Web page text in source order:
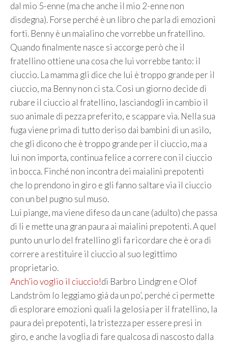
dal mio 5-enne (ma che anche il mio 2-enne non
disdegna). Forse perché è un libro che parla di emozioni
forti. Benny è un maialino che vorrebbe un fratellino.
Quando finalmente nasce si accorge però che il
fratellino ottiene una cosa che lui vorrebbe tanto: il
ciuccio. La mamma gli dice che lui è troppo grande per il
ciuccio, ma Benny non ci sta. Così un giorno decide di
rubare il ciuccio al fratellino, lasciandogli in cambio il
suo animale di pezza preferito, e scappare via. Nella sua
fuga viene prima di tutto deriso dai bambini di un asilo,
che gli dicono che è troppo grande per il ciuccio, ma a
lui non importa, continua felice a correre con il ciuccio
in bocca. Finché non incontra dei maialini prepotenti
che lo prendono in giro e gli fanno saltare via il ciuccio
con un bel pugno sul muso.
Lui piange, ma viene difeso da un cane (adulto) che passa
di li e mette una gran paura ai maialini prepotenti. A quel
punto un urlo del fratellino gli fa ricordare che è ora di
correre a restituire il ciuccio al suo legittimo
proprietario.
Anch’io voglio il ciuccio!di Barbro Lindgren e Olof
Landström lo leggiamo già da un po’, perché ci permette
di esplorare emozioni quali la gelosia per il fratellino, la
paura dei prepotenti, la tristezza per essere presi in
giro, e anche la voglia di fare qualcosa di nascosto dalla